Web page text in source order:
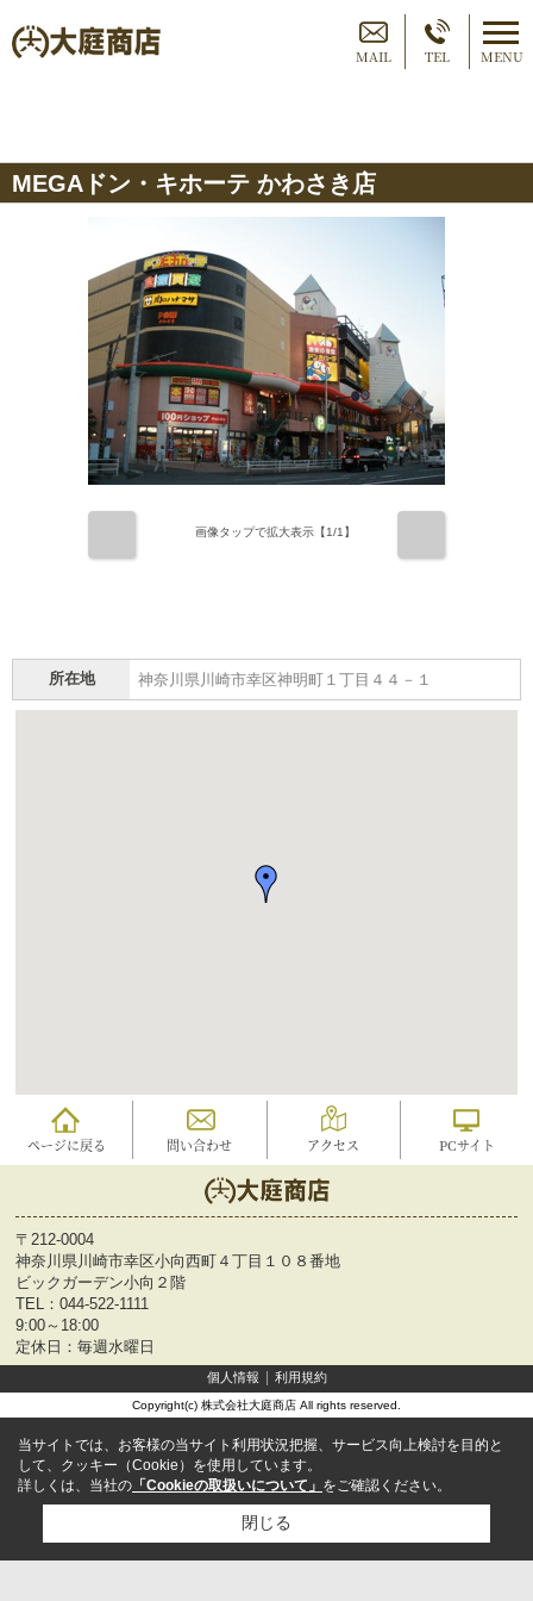
MAIL TEL MENU
MEGAドン・キホーテ かわさき店
画像タップで拡大表示【1/1】
所在地 神奈川県川崎市幸区神明町１丁目４４－１
ページに戻る 問い合わせ アクセス PCサイト
〒212-0004
神奈川県川崎市幸区小向西町４丁目１０８番地
ビックガーデン小向２階
TEL： 044-522-1111
9:00～18:00
定休日：毎週水曜日
個人情報 利用規約
Copyright(c) 株式会社大庭商店 All rights reserved.
当サイトでは、お客様の当サイト利用状況把握、サービス向上検討を目的と
して、クッキー（Cookie）を使用しています。
詳しくは、当社の 「Cookieの取扱いについて」 をご確認ください。
閉じる